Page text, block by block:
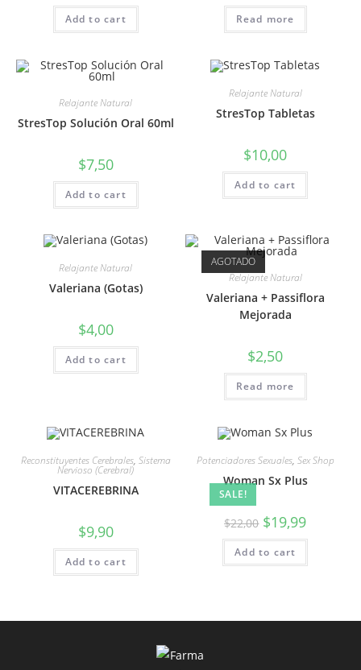
Add to cart Read more
Relajante Natural
StresTop Solución Oral 60ml
$7,50
Add to cart
Relajante Natural
StresTop Tabletas
$10,00
Add to cart
Relajante Natural
Valeriana (Gotas)
$4,00
Add to cart
AGOTADO
Relajante Natural
Valeriana + Passiflora
Mejorada
$2,50
Read more
Reconstituyentes Cerebrales, Sistema
Nervioso (Cerebral)
VITACEREBRINA
$9,90
Add to cart
SALE!
Potenciadores Sexuales, Sex Shop
Woman Sx Plus
$22,00 $19,99
Add to cart